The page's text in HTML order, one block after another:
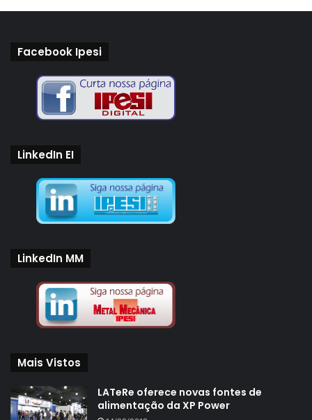
Facebook Ipesi
LinkedIn EI
LinkedIn MM
Mais Vistos
LATeRe oferece novas fontes de
alimentação da XP Power